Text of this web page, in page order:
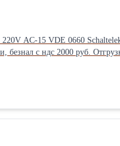
AC-15 VDE 0660
безнал с ндс 2000 руб.